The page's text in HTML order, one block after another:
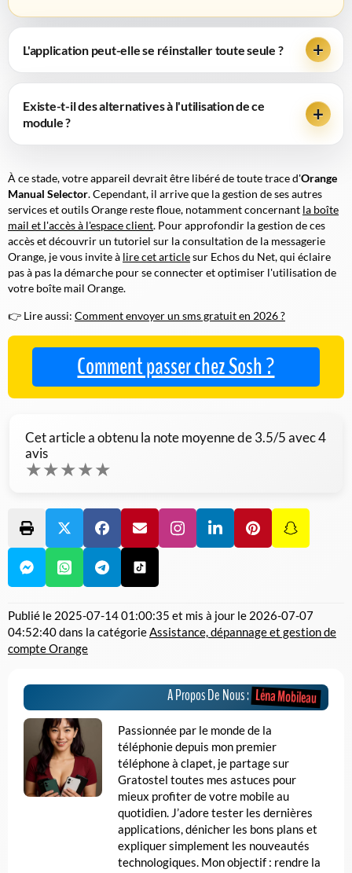
L'application peut-elle se réinstaller toute seule ?
Existe-t-il des alternatives à l'utilisation de ce
module ?
À ce stade, votre appareil devrait être libéré de toute trace d'Orange
Manual Selector. Cependant, il arrive que la gestion de ses autres
services et outils Orange reste floue, notamment concernant la boîte
mail et l'accès à l'espace client. Pour approfondir la gestion de ces
accès et découvrir un tutoriel sur la consultation de la messagerie
Orange, je vous invite à lire cet articlesur Echos du Net, qui éclaire
pas à pas la démarche pour se connecter et optimiser l'utilisation de
votre boîte mail Orange.
👉 Lire aussi: Comment envoyer un sms gratuit en 2026 ?
Comment passer chez Sosh ?
Cet article a obtenu la note moyenne de3.5/5 avec4
avis
★★★★★
Publié le 2025-07-14 01:00:35 et mis à jour le 2026-07-07
04:52:40dans la catégorieAssistance, dépannage et gestion de
compte Orange
A Propos De Nous :Léna Mobileau
Passionnée par le monde de la
téléphonie depuis mon premier
téléphone à clapet, je partage sur
Gratostel toutes mes astuces pour
mieux profiter de votre mobile au
quotidien. J’adore tester les dernières
applications, dénicher les bons plans et
expliquer simplement les nouveautés
technologiques. Mon objectif : rendre la